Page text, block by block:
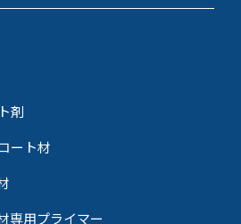
剤
ート材
専用プライマー